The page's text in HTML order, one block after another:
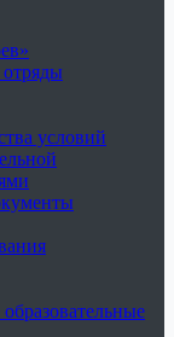
отряды
условий